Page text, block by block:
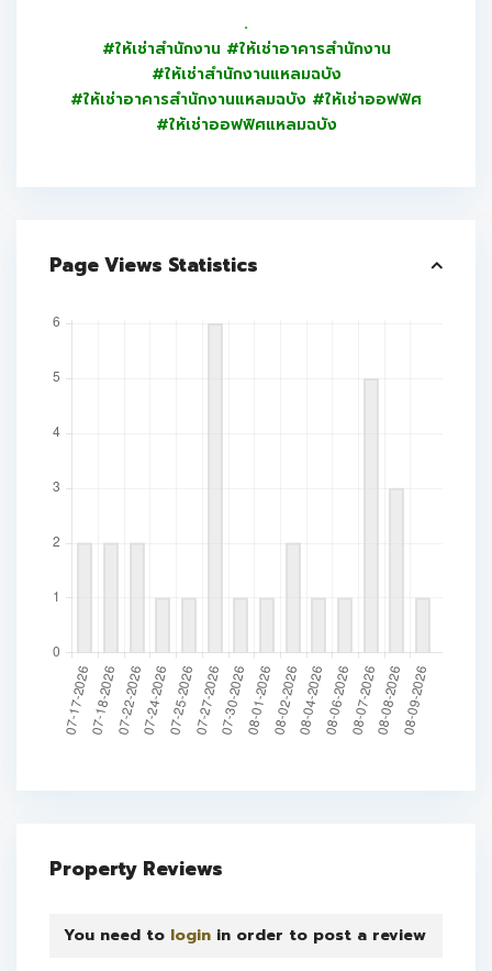
.
#ให้เช่าสำนักงาน #ให้เช่าอาคารสำนักงาน
#ให้เช่าสำนักงานแหลมฉบัง
#ให้เช่าอาคารสำนักงานแหลมฉบัง #ให้เช่าออฟฟิศ
#ให้เช่าออฟฟิศแหลมฉบัง
Page Views Statistics
Property Reviews
You need to login in order to post a review